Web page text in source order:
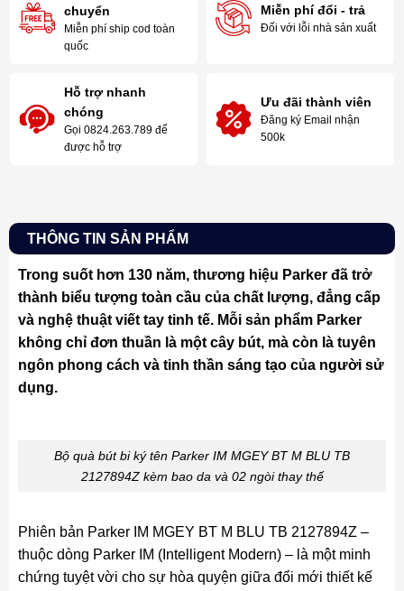
chuyển
Miễn phí ship cod toàn
quốc
Miễn phí đổi - trả
Đối với lỗi nhà sản xuất
Hỗ trợ nhanh
chóng
Gọi 0824.263.789 để
được hỗ trợ
Ưu đãi thành viên
Đăng ký Email nhận
500k
THÔNG TIN SẢN PHẨM
Trong suốt hơn 130 năm, thương hiệu Parker đã trở
thành biểu tượng toàn cầu của chất lượng, đẳng cấp
và nghệ thuật viết tay tinh tế. Mỗi sản phẩm Parker
không chỉ đơn thuần là một cây bút, mà còn là tuyên
ngôn phong cách và tinh thần sáng tạo của người sử
dụng.
Bộ quà bút bi ký tên Parker IM MGEY BT M BLU TB
2127894Z kèm bao da và 02 ngòi thay thế
Phiên bản Parker IM MGEY BT M BLU TB 2127894Z –
thuộc dòng Parker IM (Intelligent Modern) – là một minh
chứng tuyệt vời cho sự hòa quyện giữa đổi mới thiết kế